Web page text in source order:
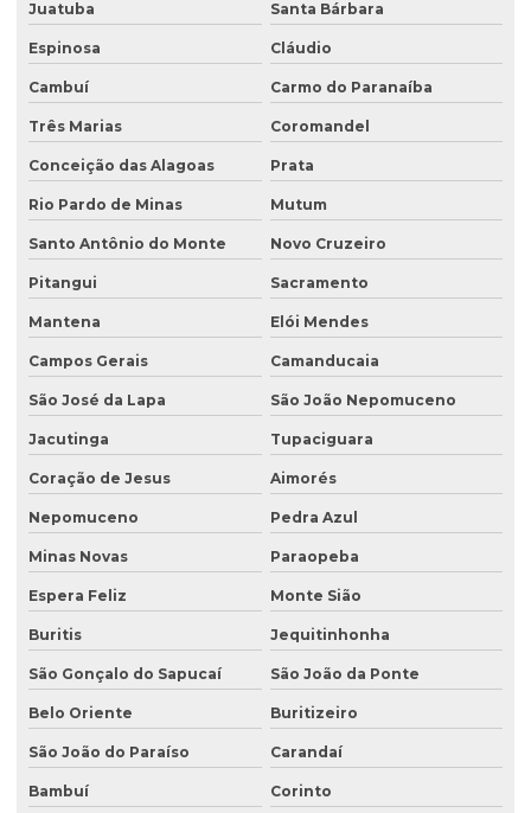
Licenciamento ambiental condomínio residencial
Licenciamento ambiental para construção civil
Licenciamento ambiental para empresas
Licenciamento ambiental de fábricas
Licenciamento ambiental industrial
Licenciamento ambiental para lava jatos
Licenciamento ambiental licença prévia
Licenciamento ambiental para loteamento
Licenciamento ambiental para loteamento urbano
Licenciamento ambiental para mineração
Licenciamento ambiental para movimentação de terra
Licenciamento ambiental de oficina mecânica
Licenciamento ambiental para postos de combustíveis
Licenciamento ambiental de rodovias
Licenciamento ambiental trifásico
Licenciamento ambiental em unidades de conservação
Licenciamento ambiental urbano
Juatuba Santa Bárbara
Espinosa Cláudio
Cambuí Carmo do Paranaíba
Três Marias Coromandel
Conceição das Alagoas Prata
Rio Pardo de Minas Mutum
Santo Antônio do Monte Novo Cruzeiro
Pitangui Sacramento
Mantena Elói Mendes
Campos Gerais Camanducaia
São José da Lapa São João Nepomuceno
Jacutinga Tupaciguara
Coração de Jesus Aimorés
Nepomuceno Pedra Azul
Minas Novas Paraopeba
Espera Feliz Monte Sião
Buritis Jequitinhonha
São Gonçalo do Sapucaí São João da Ponte
Belo Oriente Buritizeiro
São João do Paraíso Carandaí
Bambuí Corinto